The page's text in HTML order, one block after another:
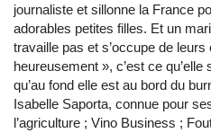
journaliste et sillonne la France
adorables petites filles. Et un
travaille pas et s’occupe de
heureusement », c’est ce
qu’au fond elle est au bord du
Isabelle Saporta, connue pour
l’agriculture ; Vino Business ;